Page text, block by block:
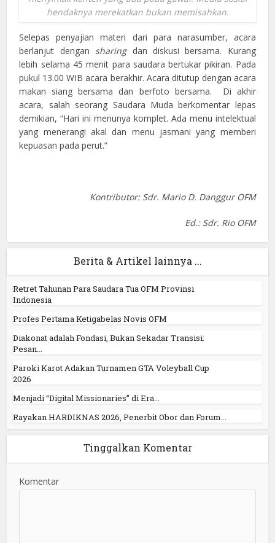
hendaknya merekatkan bukan memisahkan.
Selepas penyajian materi dari para narasumber, acara
berlanjut dengan sharingdan diskusi bersama. Kurang
lebih selama 45 menit para saudara bertukar pikiran. Pada
pukul 13.00 WIB acara berakhir. Acara ditutup dengan acara
makan siang bersama dan berfoto bersama. Di akhir
acara, salah seorang Saudara Muda berkomentar lepas
demikian, “Hari ini menunya komplet. Ada menu intelektual
yang menerangi akal dan menu jasmani yang memberi
kepuasan pada perut.”
Kontributor: Sdr. Mario D. Danggur OFM
Ed.: Sdr. Rio OFM
Berita & Artikel lainnya ...
Retret Tahunan Para Saudara Tua OFM Provinsi
Indonesia
Profes Pertama Ketigabelas Novis OFM
Diakonat adalah Fondasi, Bukan Sekadar Transisi:
Pesan...
Paroki Karot Adakan Turnamen GTA Voleyball Cup
2026
Menjadi “Digital Missionaries” di Era...
Rayakan HARDIKNAS 2026, Penerbit Obor dan Forum...
Tinggalkan Komentar
Komentar